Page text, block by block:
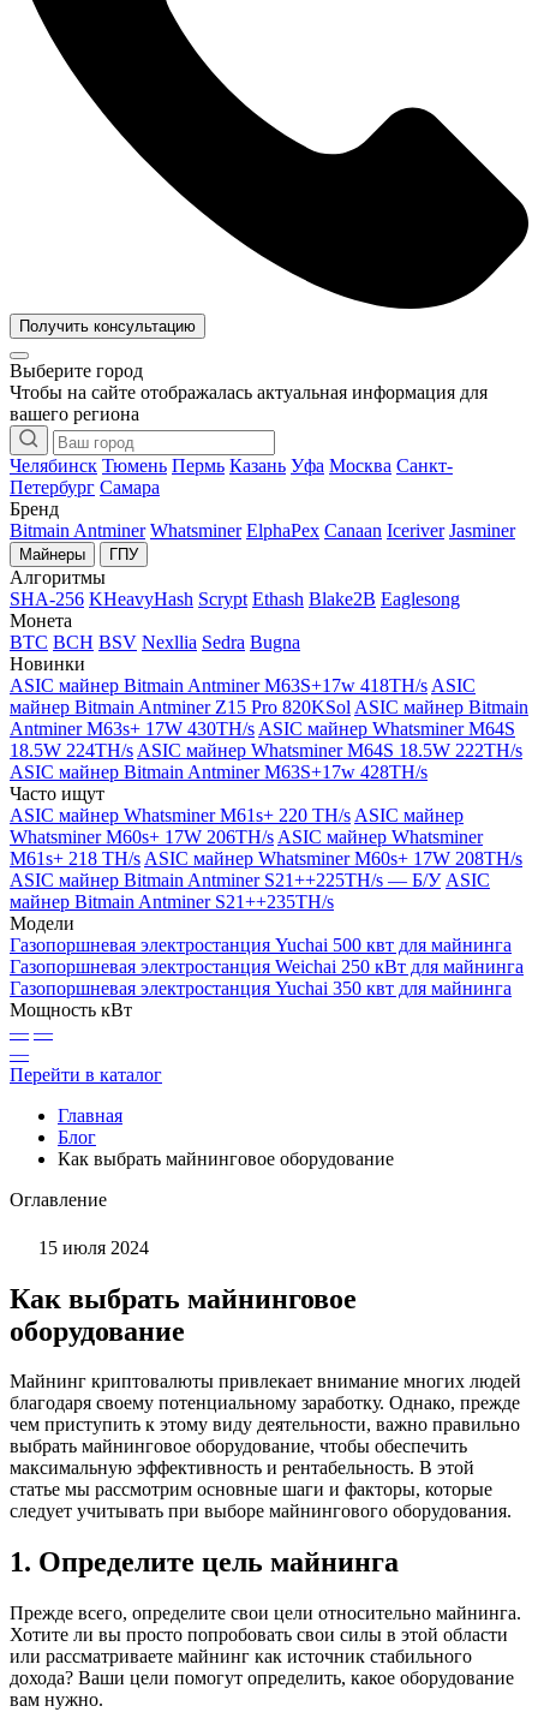
Получить консультацию
Выберите город
Чтобы на сайте отображалась актуальная информация для
вашего региона
Челябинск Тюмень Пермь Казань Уфа Москва Санкт-
Петербург Самара
Бренд
Bitmain Antminer Whatsminer ElphaPex Canaan Iceriver Jasminer
Майнеры ГПУ
Алгоритмы
SHA-256 KHeavyHash Scrypt Ethash Blake2B Eaglesong
Монета
BTC BCH BSV Nexllia Sedra Bugna
Новинки
ASIC майнер Bitmain Antminer M63S+17w 418TH/s ASIC
майнер Bitmain Antminer Z15 Pro 820KSol ASIC майнер Bitmain
Antminer M63s+ 17W 430TH/s ASIC майнер Whatsminer M64S
18.5W 224TH/s ASIC майнер Whatsminer M64S 18.5W 222TH/s
ASIC майнер Bitmain Antminer M63S+17w 428TH/s
Часто ищут
ASIC майнер Whatsminer M61s+ 220 TH/s ASIC майнер
Whatsminer M60s+ 17W 206TH/s ASIC майнер Whatsminer
M61s+ 218 TH/s ASIC майнер Whatsminer M60s+ 17W 208TH/s
ASIC майнер Bitmain Antminer S21++225TH/s — Б/У ASIC
майнер Bitmain Antminer S21++235TH/s
Модели
Газопоршневая электростанция Yuchai 500 квт для майнинга
Газопоршневая электростанция Weichai 250 кВт для майнинга
Газопоршневая электростанция Yuchai 350 квт для майнинга
Мощность кВт
— —
—
Перейти в каталог
Главная
Блог
Как выбрать майнинговое оборудование
Оглавление
15 июля 2024
Как выбрать майнинговое
оборудование
Майнинг криптовалюты привлекает внимание многих людей
благодаря своему потенциальному заработку. Однако, прежде
чем приступить к этому виду деятельности, важно правильно
выбрать майнинговое оборудование, чтобы обеспечить
максимальную эффективность и рентабельность. В этой
статье мы рассмотрим основные шаги и факторы, которые
следует учитывать при выборе майнингового оборудования.
1. Определите цель майнинга
Прежде всего, определите свои цели относительно майнинга.
Хотите ли вы просто попробовать свои силы в этой области
или рассматриваете майнинг как источник стабильного
дохода? Ваши цели помогут определить, какое оборудование
вам нужно.